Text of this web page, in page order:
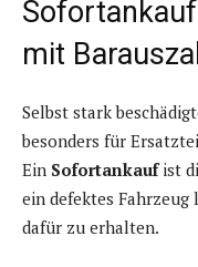
mit
Selbst stark
besonders für
Ein Sofortankaufist
ein defektes
dafür zu erhalten.